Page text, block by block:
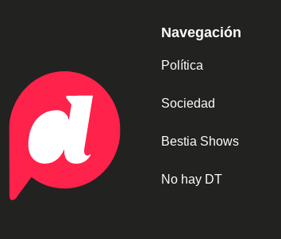
Navegación
Política
Sociedad
Bestia Shows
No hay DT